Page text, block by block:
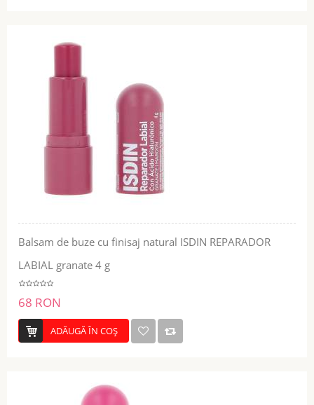
Balsam de buze cu finisaj natural ISDIN REPARADOR
LABIAL granate 4 g
68 RON
ADĂUGĂ ÎN COŞ